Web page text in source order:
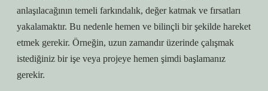
anlaşılacağının temeli farkındalık, değer katmak ve fırsatları
yakalamaktır. Bu nedenle hemen ve bilinçli bir şekilde hareket
etmek gerekir. Örneğin, uzun zamandır üzerinde çalışmak
istediğiniz bir işe veya projeye hemen şimdi başlamanız
gerekir.